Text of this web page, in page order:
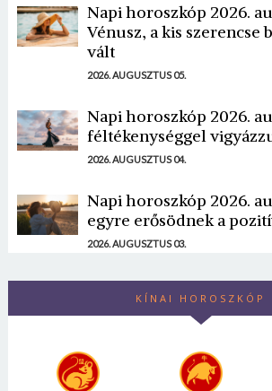
Napi horoszkóp 2026.
Vénusz, a kis szerencse
vált
2026. AUGUSZTUS 05.
Napi horoszkóp 2026.
féltékenységgel
2026. AUGUSZTUS 04.
Napi horoszkóp 2026.
egyre erősödnek a
2026. AUGUSZTUS 03.
KÍNAI HOROSZKÓP